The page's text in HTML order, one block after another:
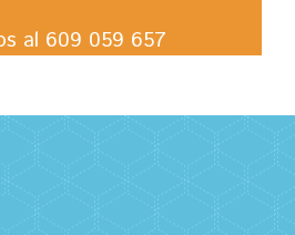
al 609 059 657